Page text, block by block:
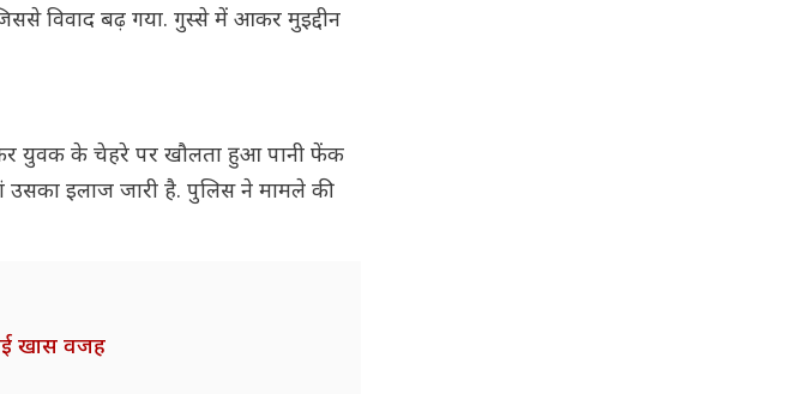
विवाद बढ़ गया. गुस्से में आकर मुइद्दीन
युवक के चेहरे पर खौलता हुआ पानी फेंक
इलाज जारी है. पुलिस ने मामले की
खास वजह